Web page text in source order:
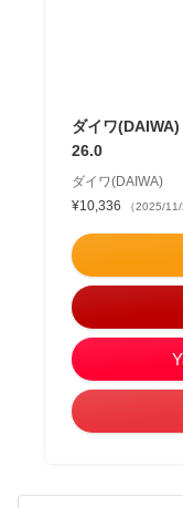
ダイワ
26.0
ダイワ(DAIWA)
¥10,336
（2025/